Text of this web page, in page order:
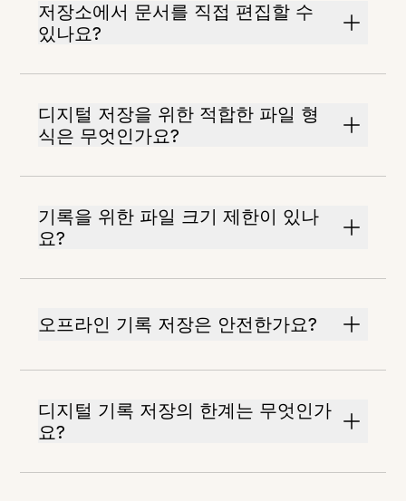
저장소에서 문서를 직접 편집할 수
있나요?
디지털 저장을 위한 적합한 파일 형
식은 무엇인가요?
기록을 위한 파일 크기 제한이 있나
요?
오프라인 기록 저장은 안전한가요?
디지털 기록 저장의 한계는 무엇인가
요?